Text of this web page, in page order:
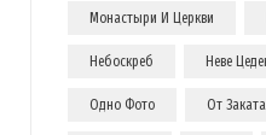
Монастыри И Церкви
Небоскреб Неве
Одно Фото От